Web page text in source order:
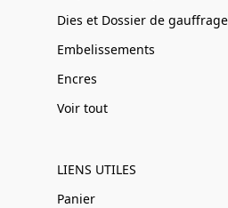
Dies et Dossier de gauffrage
Embelissements
Encres
Voir tout
LIENS UTILES
Panier